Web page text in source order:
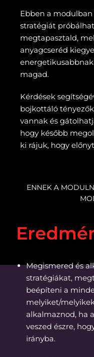
Ebben a
stratégiát
megtapasztald,
anyagcseréd
energetikusabbnak
magad.
Kérdések
bojkottáló
vannak és
hogy később
ki rájuk, hogy
ENNEK A
Megismered és
stratégiákat,
beépíteni a
melyiket/
alkalmaznod, ha
veszed észre,
irányba.